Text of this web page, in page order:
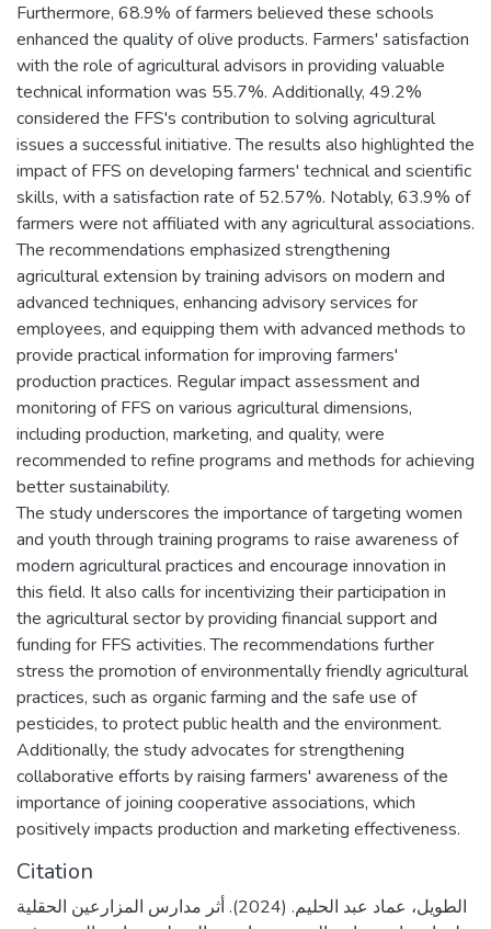
Furthermore, 68.9% of farmers believed these schools
enhanced the quality of olive products. Farmers' satisfaction
with the role of agricultural advisors in providing valuable
technical information was 55.7%. Additionally, 49.2%
considered the FFS's contribution to solving agricultural
issues a successful initiative. The results also highlighted the
impact of FFS on developing farmers' technical and scientific
skills, with a satisfaction rate of 52.57%. Notably, 63.9% of
farmers were not affiliated with any agricultural associations.
The recommendations emphasized strengthening
agricultural extension by training advisors on modern and
advanced techniques, enhancing advisory services for
employees, and equipping them with advanced methods to
provide practical information for improving farmers'
production practices. Regular impact assessment and
monitoring of FFS on various agricultural dimensions,
including production, marketing, and quality, were
recommended to refine programs and methods for achieving
better sustainability.
The study underscores the importance of targeting women
and youth through training programs to raise awareness of
modern agricultural practices and encourage innovation in
this field. It also calls for incentivizing their participation in
the agricultural sector by providing financial support and
funding for FFS activities. The recommendations further
stress the promotion of environmentally friendly agricultural
practices, such as organic farming and the safe use of
pesticides, to protect public health and the environment.
Additionally, the study advocates for strengthening
collaborative efforts by raising farmers' awareness of the
importance of joining cooperative associations, which
positively impacts production and marketing effectiveness.
Citation
الطويل، عماد عبد الحليم. (2024). أثر مدارس المزارعين الحقلية